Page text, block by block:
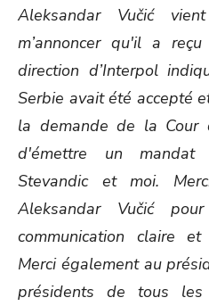
Aleksandar Vučić
m’annoncer qu'il a
direction d’Interpol
Serbie avait été accepté
la demande de la Cour
d'émettre un mandat
Stevandic et moi.
Aleksandar Vučić
communication claire
Merci également au
présidents de tous